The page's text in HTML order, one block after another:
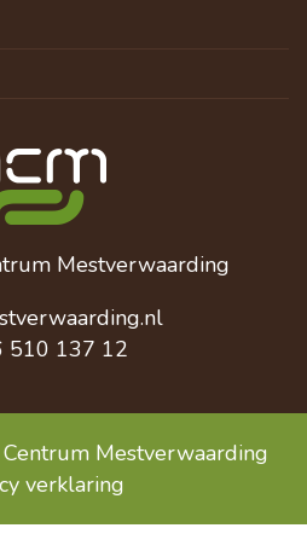
Mestverwaarding
510 137 12
Mestverwaarding
verklaring